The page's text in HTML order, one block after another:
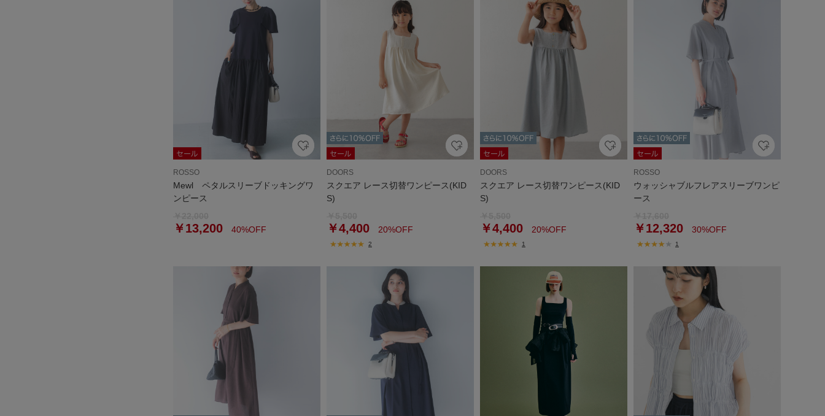
ROSSO
Mewl ペタルスリーブドッキングワ
ンピース
￥13,200 40%OFF
DOORS
スクエア レース切替ワンピース(KID
S)
￥4,400 20%OFF
2
DOORS
スクエア レース切替ワンピース(KID
S)
￥4,400 20%OFF
1
ROSSO
ウォッシャブルフレアスリーブワンピ
ース
￥12,320 30%OFF
1